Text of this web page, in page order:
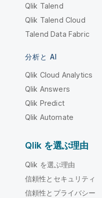
Qlik Talend
Qlik Talend Cloud
Talend Data Fabric
分析と AI
Qlik Cloud Analytics
Qlik Answers
Qlik Predict
Qlik Automate
Qlik を選ぶ理由
Qlik を選ぶ理由
信頼性とセキュリティ
信頼性とプライバシー